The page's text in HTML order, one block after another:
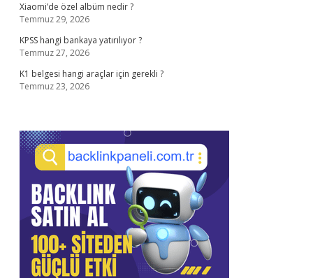
Xiaomi’de özel albüm nedir ?
Temmuz 29, 2026
KPSS hangi bankaya yatırılıyor ?
Temmuz 27, 2026
K1 belgesi hangi araçlar için gerekli ?
Temmuz 23, 2026